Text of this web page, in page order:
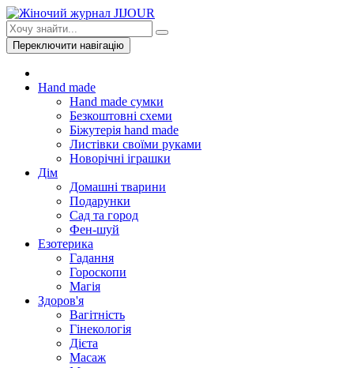
Переключити навігацію
Hand made
Hand made сумки
Безкоштовні схеми
Біжутерія hand made
Листівки своїми руками
Новорічні іграшки
Дім
Домашні тварини
Подарунки
Сад та город
Фен-шуй
Езотерика
Гадання
Гороскопи
Магія
Здоров'я
Вагітність
Гінекологія
Дієта
Масаж